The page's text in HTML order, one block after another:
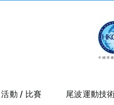
活動 / 比賽 尾波運動技